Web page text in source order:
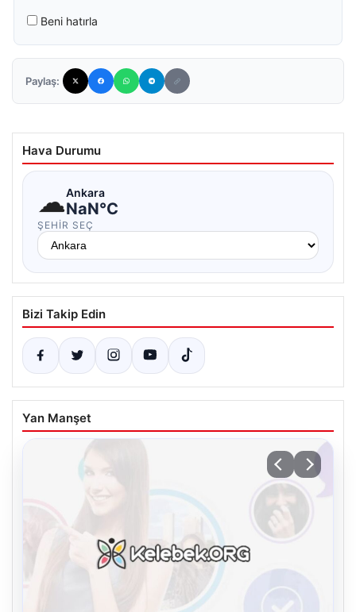
Beni hatırla
Paylaş:
Hava Durumu
☁Ankara
NaN°C
ŞEHIR SEÇ
Bizi Takip Edin
Yan Manşet